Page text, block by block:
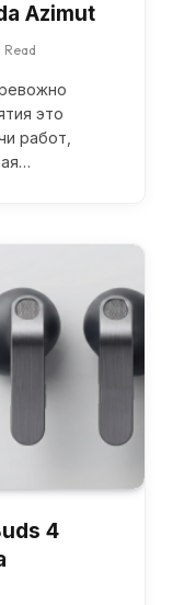
Azimut
Read
это
работ,
4